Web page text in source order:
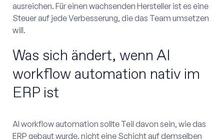
ausreichen. Für einen wachsenden Hersteller ist es eine
Steuer auf jede Verbesserung, die das Team umsetzen
will.
Was sich ändert, wenn AI
workflow automation nativ im
ERP ist
AI workflow automation sollte Teil davon sein, wie das
ERP gebaut wurde, nicht eine Schicht auf demselben